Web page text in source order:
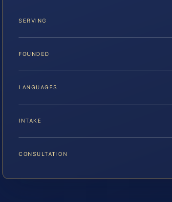
SERVING
FOUNDED
LANGUAGES
INTAKE
CONSULTATION